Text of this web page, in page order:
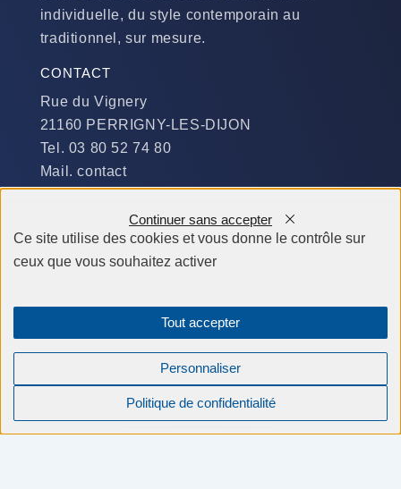
individuelle, du style contemporain au
traditionnel, sur mesure.
CONTACT
Rue du Vignery
21160 PERRIGNY-LES-DIJON
Tel. 03 80 52 74 80
Mail. contact
Du Lundi au Jeudi :
​de 9 h à 12 h et de 14 h à 19 h
de 9 h à 12 h et de 14 h à 18 h
Compagnons Constructeurs © tous droits réservés 2026 -
Création site internet Agence BWA
Ce site utilise des cookies et vous donne le contrôle sur
ceux que vous souhaitez activer
Tout accepter
Continuer sans accepter
Personnaliser
Politique de confidentialité